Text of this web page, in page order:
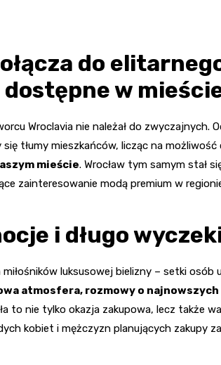
do
w
Wroclavia nie należał do
tłumy mieszkańców, licząc na możliwość
mieście. Wrocław tym samym stał
zainteresowanie modą premium w
i długo
luksusowej bielizny – setki
atmosfera, rozmowy o
to nie tylko okazja zakupowa, lecz także
kobiet i mężczyzn planujących zakupy